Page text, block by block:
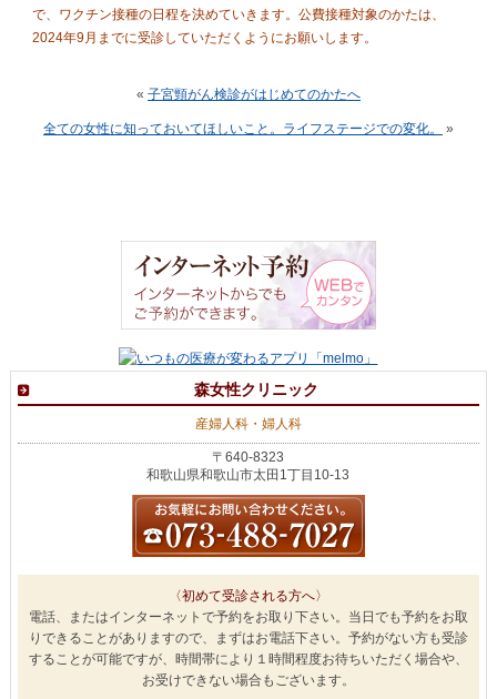
で、ワクチン接種の日程を決めていきます。公費接種対象のかたは、
2024年9月までに受診していただくようにお願いします。
« 子宮頸がん検診がはじめてのかたへ
全ての女性に知っておいてほしいこと。ライフステージでの変化。 »
森女性クリニック
産婦人科・婦人科
〒640-8323
和歌山県和歌山市太田1丁目10-13
〈初めて受診される方へ〉
電話、またはインターネットで予約をお取り下さい。当日でも予約をお取
りできることがありますので、まずはお電話下さい。予約がない方も受診
することが可能ですが、時間帯により１時間程度お待ちいただく場合や、
お受けできない場合もございます。